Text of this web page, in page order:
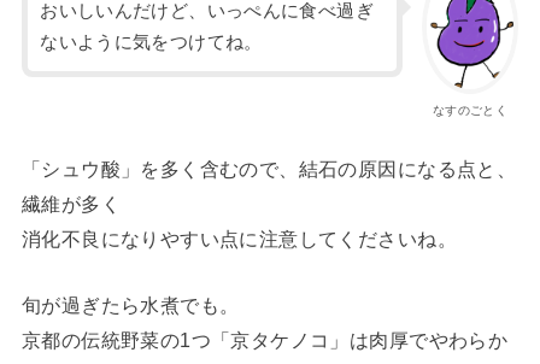
なすのごとく
おいしいんだけど、いっぺんに食べ過ぎ
ないように気をつけてね。
「シュウ酸」を多く含むので、結石の原因になる点と、
繊維が多く
消化不良になりやすい点に注意してくださいね。
旬が過ぎたら水煮でも。
京都の伝統野菜の1つ「京タケノコ」は肉厚でやわらか